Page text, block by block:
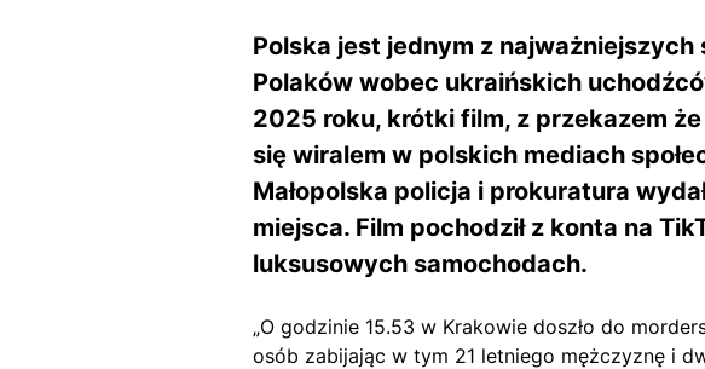
Polska jest jednym z
Polaków wobec ukraińskich
2025 roku, krótki film, z przekazem
się wiralem w polskich mediach
Małopolska policja i prokuratura
miejsca. Film pochodził z konta na
luksusowych samochodach.
„O godzinie 15.53 w Krakowie doszło do
osób zabijając w tym 21 letniego mężczyznę i